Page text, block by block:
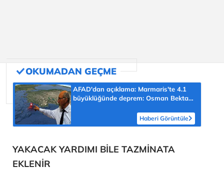
AFAD'dan açıklama: Marmaris'te 4.1
büyüklüğünde deprem: Osman Bektaş
Haberi Görüntüle
YAKACAK YARDIMI BİLE TAZMİNATA
EKLENİR